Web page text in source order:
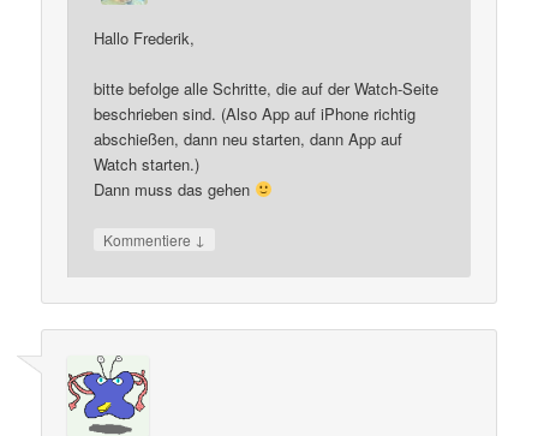
Hallo Frederik,
bitte befolge alle Schritte, die auf der Watch-Seite
beschrieben sind. (Also App auf iPhone richtig
abschießen, dann neu starten, dann App auf
Watch starten.)
Dann muss das gehen
Kommentiere ↓